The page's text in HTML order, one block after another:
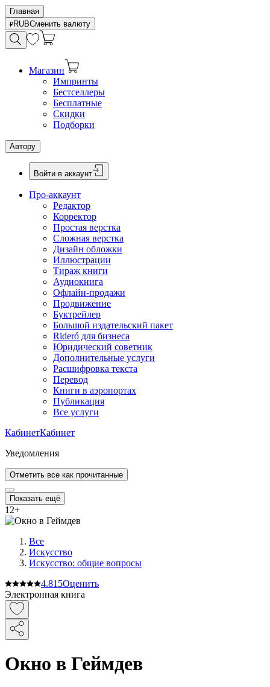
Главная
RUBСменить валюту
Магазин
Импринты
Бестселлеры
Бесплатные
Скидки
Подборки
Автору
Войти в аккаунт
Про-аккаунт
Редактор
Корректор
Простая верстка
Сложная верстка
Дизайн обложки
Иллюстрации
Тираж книги
Аудиокнига
Офлайн-продажи
Продвижение
Буктрейлер
Большой издательский пакет
Rideró для бизнеса
Юридический советник
Дополнительные услуги
Расшифровка текста
Перевод
Книги в аэропортах
Публикация
Все услуги
КабинетКабинет
Уведомления
Отметить все как прочитанные
Показать ещё
12+
Все
Искусство
Искусство: общие вопросы
4.815Оценить
Электронная книга
Окно в Геймдев